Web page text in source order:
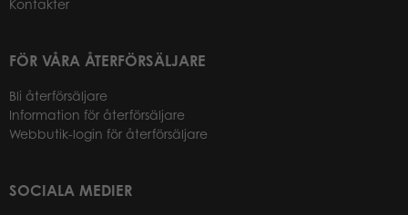
Kontakter
FÖR VÅRA ÅTERFÖRSÄLJARE
Bli återförsäljare
Information för återförsäljare
Webbutik-login för återförsäljare
SOCIALA MEDIER